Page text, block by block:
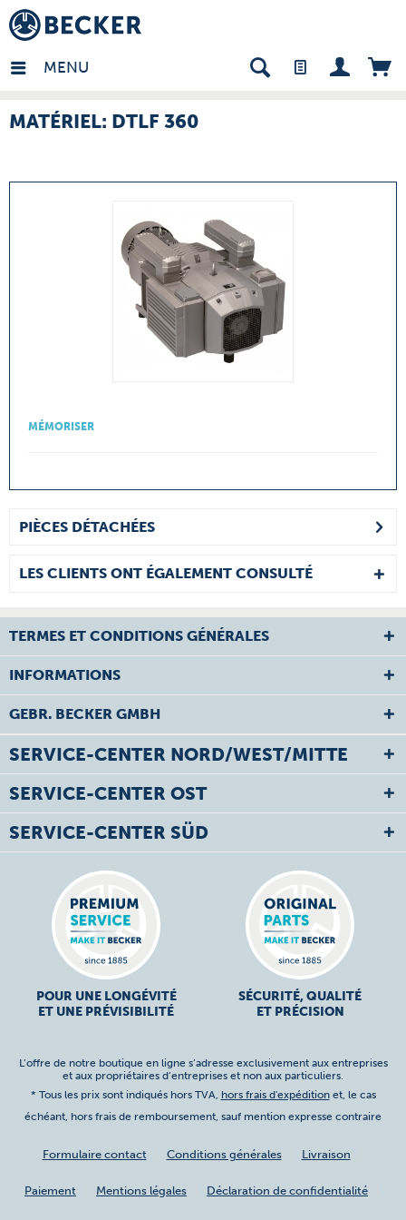
MENU
- FR
MATÉRIEL: DTLF 360
MÉMORISER
PIÈCES DÉTACHÉES
LES CLIENTS ONT ÉGALEMENT CONSULTÉ
TERMES ET CONDITIONS GÉNÉRALES
INFORMATIONS
GEBR. BECKER GMBH
SERVICE-CENTER NORD/WEST/MITTE
SERVICE-CENTER OST
SERVICE-CENTER SÜD
POUR UNE LONGÉVITÉ
ET UNE PRÉVISIBILITÉ
SÉCURITÉ, QUALITÉ
ET PRÉCISION
L’offre de notre boutique en ligne s’adresse exclusivement aux entreprises
et aux propriétaires d’entreprises et non aux particuliers.
* Tous les prix sont indiqués hors TVA, hors frais d'expéditionet, le cas
échéant, hors frais de remboursement, sauf mention expresse contraire
Formulaire contact Conditions générales Livraison
Paiement Mentions légales Déclaration de confidentialité